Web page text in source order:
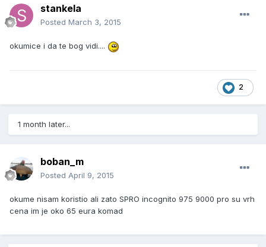
stankela
Posted March 3, 2015
okumice i da te bog vidi....
2
1 month later...
boban_m
Posted April 9, 2015
okume nisam koristio ali zato SPRO incognito 975 9000 pro su vrh
cena im je oko 65 eura komad